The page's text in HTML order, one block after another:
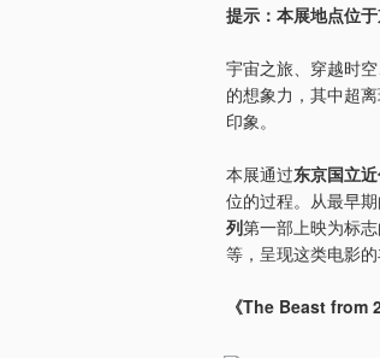
提示：本展地点位
宇宙之旅、穿越时
的想象力，其中超
印象。
本展通过东京国立
位的过程。从最早
列第一部上映为标
等，呈现这类电影的
《The Beast from